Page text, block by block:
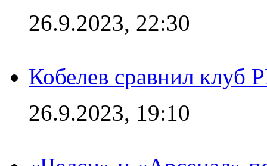
26.9.2023, 22:30
Кобелев сравнил клуб
26.9.2023, 19:10